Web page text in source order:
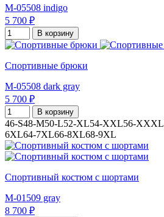
M-05508 indigo
5 700 ₽
В корзину
Спортивные брюки
M-05508 dark gray
5 700 ₽
В корзину
46-S48-M50-L52-XL54-XXL56-XXXL
6XL64-7XL66-8XL68-9XL
Спортивный костюм с шортами
M-01509 gray
8 700 ₽